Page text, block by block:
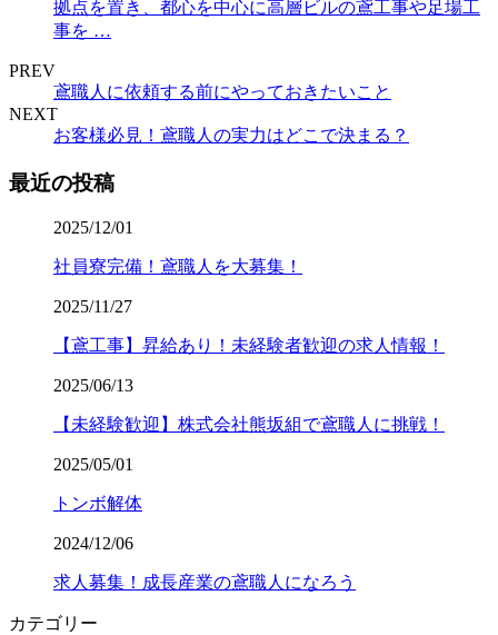
拠点を置き、都心を中心に高層ビルの鳶工事や足場工
事を …
PREV
鳶職人に依頼する前にやっておきたいこと
NEXT
お客様必見！鳶職人の実力はどこで決まる？
最近の投稿
2025/12/01
社員寮完備！鳶職人を大募集！
2025/11/27
【鳶工事】昇給あり！未経験者歓迎の求人情報！
2025/06/13
【未経験歓迎】株式会社熊坂組で鳶職人に挑戦！
2025/05/01
トンボ解体
2024/12/06
求人募集！成長産業の鳶職人になろう
カテゴリー